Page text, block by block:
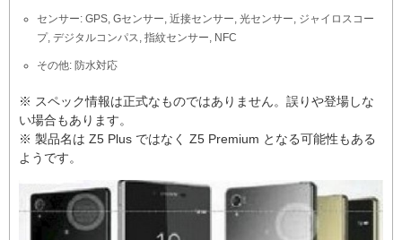
センサー: GPS, Gセンサー, 近接センサー, 光センサー, ジャイロスコー
プ, デジタルコンパス, 指紋センサー, NFC
その他: 防水対応
※ スペック情報は正式なものではありません。誤りや登場しな
い場合もあります。
※ 製品名は Z5 Plus ではなく Z5 Premium となる可能性もある
ようです。